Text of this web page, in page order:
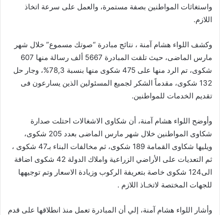
واستغاثات المواطنين بصفة مستمرة، والعمل على سرعة اتخاذ
اللازم.
وكشف اللواء هشام آمنة ، نتائج مبادرة “صوتك مسموع” خلال شهر
مارس الماضى، حيث تلقت المبادرة 5667 ألف رسالة منها 607
شكوى، تم الرد منها على 475 شكوى منها بنسبة 78,3%، وجار حل
132 شكوى، مقدماً الشكر لجميع المسئولين الذين يسارعون فى
تقديم الخدمات للمواطنين.
وأوضح اللواء هشام آمنة، أن شكاوى الاشغالات احتلت صدارة
شكاوى المواطنين خلال شهر مارس الماضى بعدد 205 شكوى،
ويليها شكاوى القمامة 189 شكوى، ثم مخالفات البناء بـ47 شكوى ،
ثم التعديات على الأراضي الزراعية واملاك الدولة 42 شكوى اضافة
الى124 شكوى خاصة بتعريفة الركوب وزيادة الاسعار وتم توجيهها
للجهات المختصة لاتخـاذ اللازم .
وأشار اللواء هشام آمنة، إلي أن المبادرة تعمل منذ انطلاقها على قدم